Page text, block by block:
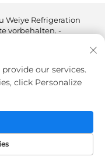
Weiye Refrigeration
vorbehalten. -
our services.
click Personalize